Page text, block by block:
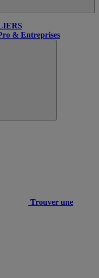
& Entreprises
Trouver une